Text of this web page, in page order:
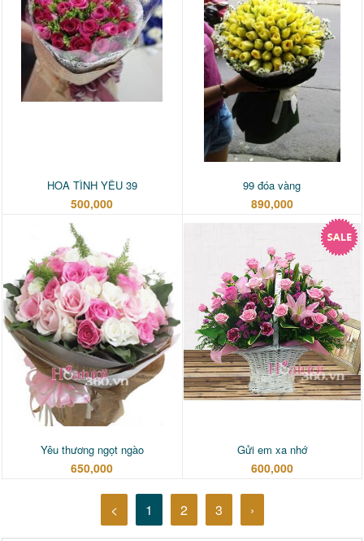
HOA TÌNH YÊU 39
500,000
99 đóa vàng
890,000
Yêu thương ngọt ngào
650,000
Gửi em xa nhớ
600,000
< 1 2 3 ›